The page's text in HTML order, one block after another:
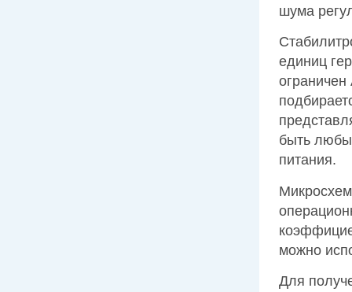
шума
единиц
быть
питания.
можно
Для